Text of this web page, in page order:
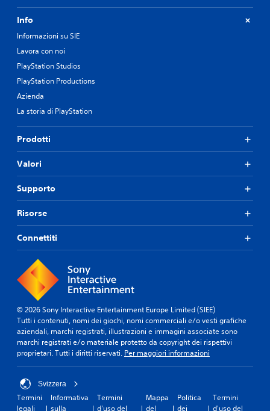
Info
Informazioni su SIE
Lavora con noi
PlayStation Studios
PlayStation Productions
Azienda
La storia di PlayStation
Prodotti
Valori
Supporto
Risorse
Connettiti
© 2026 Sony Interactive Entertainment Europe Limited (SIEE)
Tutti i contenuti, nomi dei giochi, nomi commerciali e/o vesti grafiche
aziendali, marchi registrati, illustrazioni e immagini associate sono
marchi registrati e/o materiale protetto da copyright dei rispettivi
proprietari. Tutti i diritti riservati. Per maggiori informazioni
Svizzera
Termini
legali
Informativa
sulla
Termini
d'uso del
Mappa
del
Politica
dei
Termini
d'uso del